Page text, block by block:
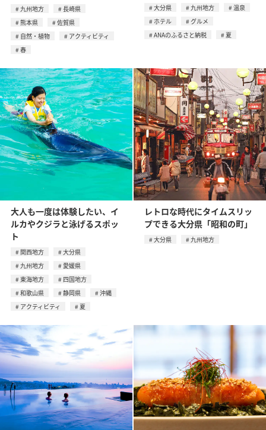
九州地方
長崎県
熊本県
佐賀県
自然・植物
アクティビティ
春
大分県 九州地方
温泉
ホテル
グルメ
ANAのふるさと納税
夏
大人も一度は体験したい、イ
ルカやクジラと泳げるスポッ
ト
関西地方
大分県
九州地方
愛媛県
東海地方
四国地方
和歌山県
静岡県
沖縄
アクティビティ
夏
レトロな時代にタイムスリッ
プできる大分県「昭和の町」
大分県 九州地方